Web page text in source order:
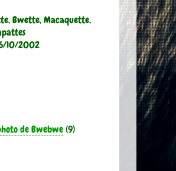
Bwette, Macaquette,
10/2002
de Bwebwe(9)